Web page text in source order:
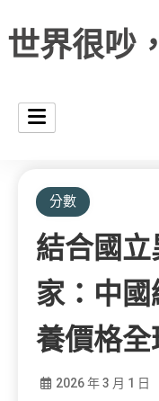
世界很吵
分數
結合國
家：中
養價格
2026 年 3 月 1 日